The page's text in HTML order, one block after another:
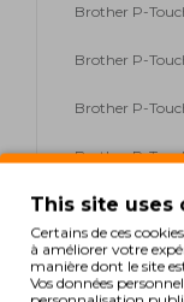
Brother P-
Brother P-
Brother P-
Brother P-
Brother P-
Brother P-
This site uses
Certains de ces
à améliorer votre
manière dont le site
Vos données